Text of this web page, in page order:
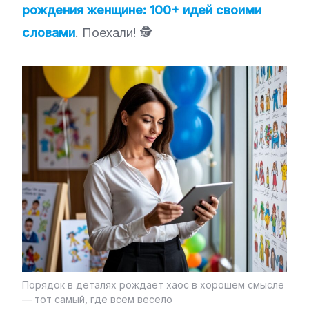
рождения женщине: 100+ идей своими
словами. Поехали! 🕵️
Порядок в деталях рождает хаос в хорошем смысле
— тот самый, где всем весело